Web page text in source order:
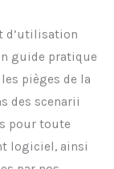
d’utilisation
guide pratique
pièges de la
des scenarii
pour toute
logiciel, ainsi